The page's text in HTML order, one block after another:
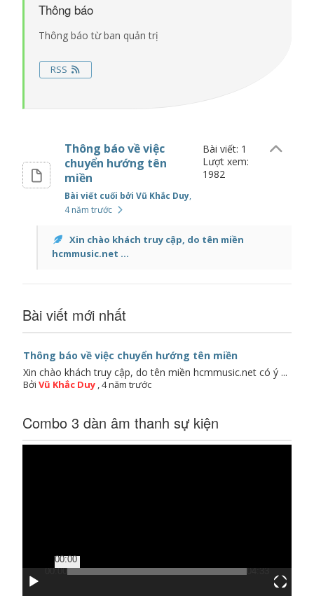
Thông báo
Thông báo từ ban quản trị
RSS
Thông báo về việc
chuyển hướng tên
miền
Bài viết cuối bởi Vũ Khắc Duy,
4 năm trước
Bài viết: 1
Lượt xem:
1982
Xin chào khách truy cập, do tên miền
hcmmusic.net ...
Bài viết mới nhất
Thông báo về việc chuyển hướng tên miền
Xin chào khách truy cập, do tên miền hcmmusic.net có ý ...
Bởi Vũ Khắc Duy ,4 năm trước
Combo 3 dàn âm thanh sự kiện
00:00
00:00
04:33